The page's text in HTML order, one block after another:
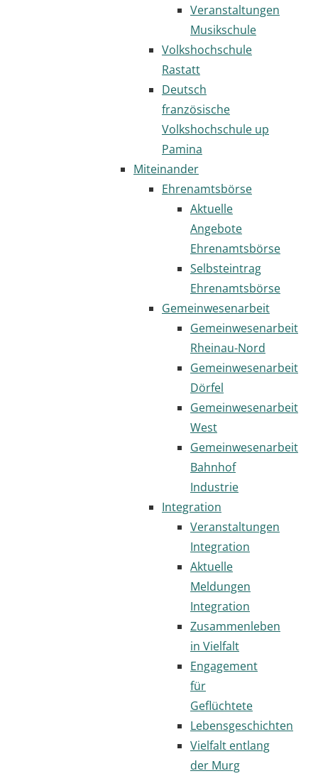
Veranstaltungen
Musikschule
Volkshochschule
Rastatt
Deutsch
französische
Volkshochschule up
Pamina
Miteinander
Ehrenamtsbörse
Aktuelle
Angebote
Ehrenamtsbörse
Selbsteintrag
Ehrenamtsbörse
Gemeinwesenarbeit
Gemeinwesenarbeit
Rheinau-Nord
Gemeinwesenarbeit
Dörfel
Gemeinwesenarbeit
West
Gemeinwesenarbeit
Bahnhof
Industrie
Integration
Veranstaltungen
Integration
Aktuelle
Meldungen
Integration
Zusammenleben
in Vielfalt
Engagement
für
Geflüchtete
Lebensgeschichten
Vielfalt entlang
der Murg